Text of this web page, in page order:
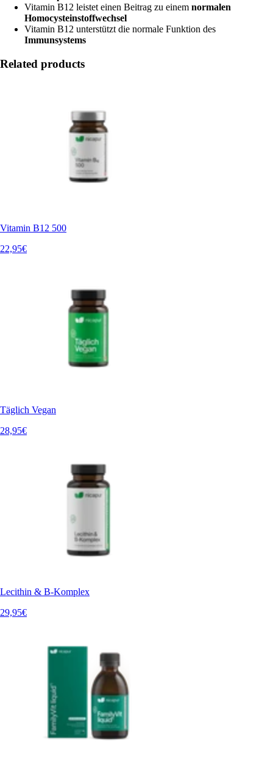
Vitamin B12 leistet einen Beitrag zu einem normalen
Homocysteinstoffwechsel
Vitamin B12 unterstützt die normale Funktion des
Immunsystems
Related products
Vitamin B12 500
22,95€
Täglich Vegan
28,95€
Lecithin & B-Komplex
29,95€